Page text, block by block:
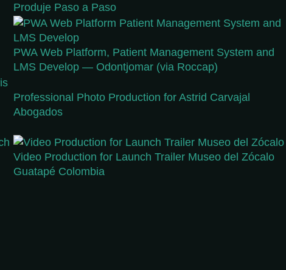
Produje Paso a Paso
PWA Web Platform, Patient Management System and
LMS Develop — Odontjomar (via Roccap)
Professional Photo Production for Astrid Carvajal
Abogados
Video Production for Launch Trailer Museo del Zócalo
Guatapé Colombia